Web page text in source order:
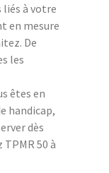
à votre
en mesure
De
les
êtes en
handicap,
dès
50 à